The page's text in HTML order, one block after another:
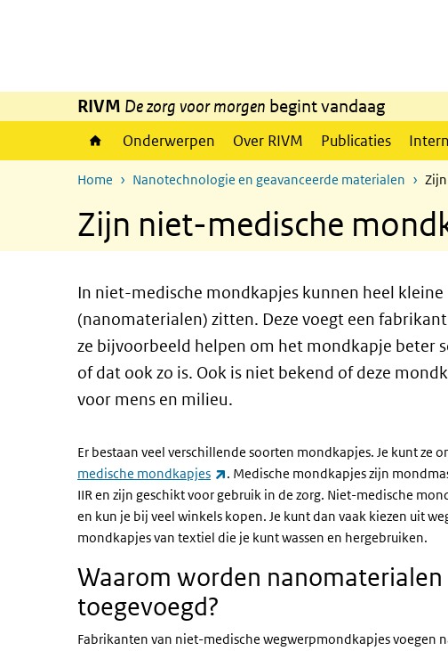
RIVM De zorg voor morgen begint vandaag
Onderwerpen Over RIVM Publicaties
Home Nanotechnologie en geavanceerde materialen
Zijn niet-medische
In niet-medische mondkapjes kunnen heel
(nanomaterialen) zitten. Deze voegt een
ze bijvoorbeeld helpen om het mondkapje beter
of dat ook zo is. Ook is niet bekend of deze
voor mens en milieu.
Er bestaan veel verschillende soorten mondkapjes. Je kunt ze
medische mondkapjes
(externe link)
. Medische mondkapjes zijn
IIR en zijn geschikt voor gebruik in de zorg. Niet-medische
en kun je bij veel winkels kopen. Je kunt dan vaak kiezen uit
mondkapjes van textiel die je kunt wassen en hergebruiken.
Waarom worden
toegevoegd?
Fabrikanten van niet-medische wegwerpmondkapjes voegen